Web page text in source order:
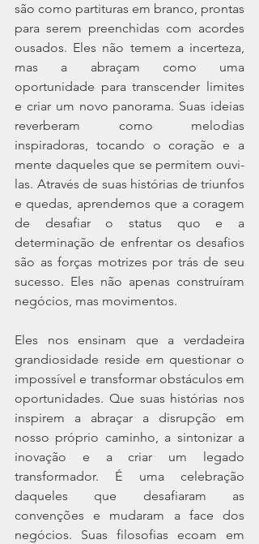
são como partituras em branco, prontas
para serem preenchidas com acordes
ousados. Eles não temem a incerteza,
mas a abraçam como uma
oportunidade para transcender limites
e criar um novo panorama. Suas ideias
reverberam como melodias
inspiradoras, tocando o coração e a
mente daqueles que se permitem ouvi-
las. Através de suas histórias de triunfos
e quedas, aprendemos que a coragem
de desafiar o status quo e a
determinação de enfrentar os desafios
são as forças motrizes por trás de seu
sucesso. Eles não apenas construíram
negócios, mas movimentos.
Eles nos ensinam que a verdadeira
grandiosidade reside em questionar o
impossível e transformar obstáculos em
oportunidades. Que suas histórias nos
inspirem a abraçar a disrupção em
nosso próprio caminho, a sintonizar a
inovação e a criar um legado
transformador. É uma celebração
daqueles que desafiaram as
convenções e mudaram a face dos
negócios. Suas filosofias ecoam em